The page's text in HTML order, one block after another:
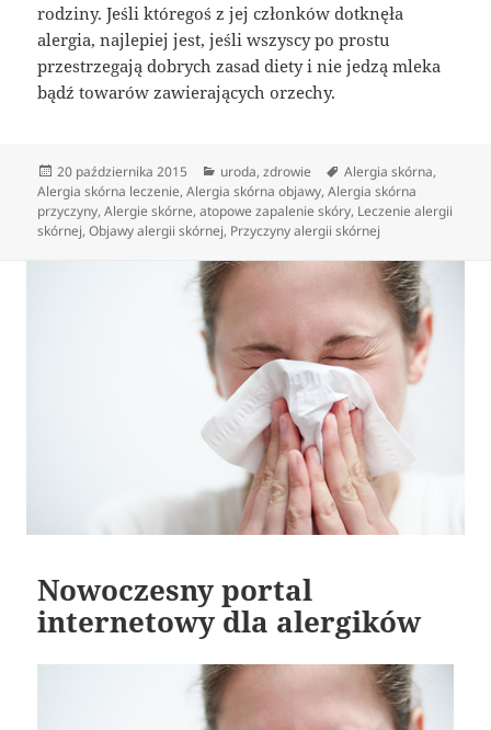
rodziny. Jeśli któregoś z jej członków dotknęła
alergia, najlepiej jest, jeśli wszyscy po prostu
przestrzegają dobrych zasad diety i nie jedzą mleka
bądź towarów zawierających orzechy.
Data
publikacji
20 października 2015 Kategorie
uroda,zdrowie Tagi
Alergia skórna,
Alergia skórna leczenie,Alergia skórna objawy,Alergia skórna
przyczyny,Alergie skórne,atopowe zapalenie skóry, Leczenie alergii
skórnej,Objawy alergii skórnej, Przyczyny alergii skórnej
Nowoczesny portal
internetowy dla alergików